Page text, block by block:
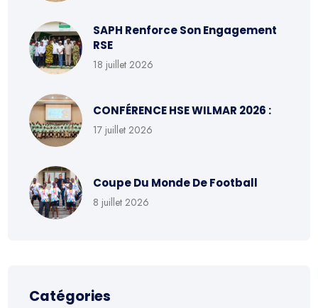
SAPH Renforce Son Engagement
RSE
18 juillet 2026
CONFÉRENCE HSE WILMAR 2026 :
17 juillet 2026
Coupe Du Monde De Football
8 juillet 2026
Catégories